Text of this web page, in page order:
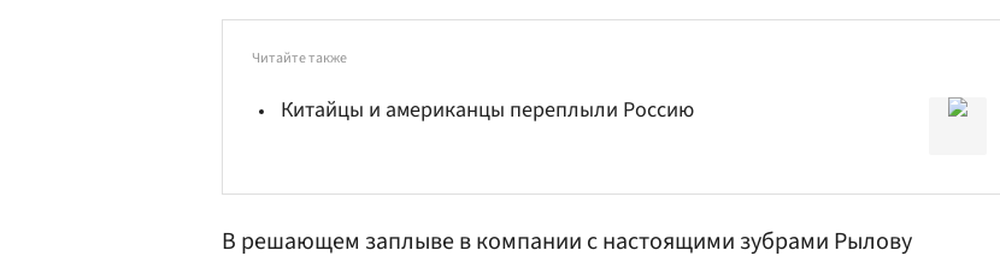
Читайте также
Китайцы и американцы переплыли Россию
В решающем заплыве в компании с настоящими зубрами Рылову